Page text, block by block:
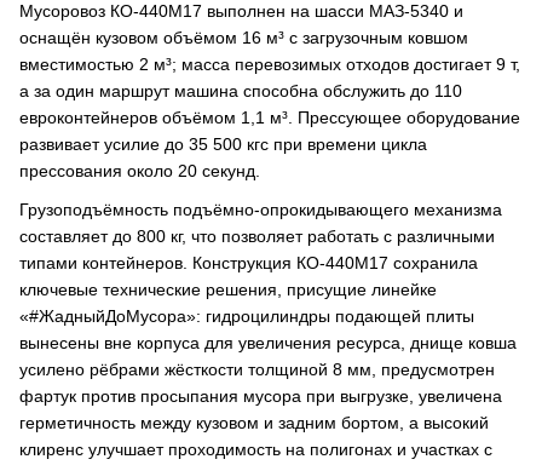
Мусоровоз КО-440М17 выполнен на шасси МАЗ-5340 и
оснащён кузовом объёмом 16 м³ с загрузочным ковшом
вместимостью 2 м³; масса перевозимых отходов достигает 9 т,
а за один маршрут машина способна обслужить до 110
евроконтейнеров объёмом 1,1 м³. Прессующее оборудование
развивает усилие до 35 500 кгс при времени цикла
прессования около 20 секунд.
Грузоподъёмность подъёмно-опрокидывающего механизма
составляет до 800 кг, что позволяет работать с различными
типами контейнеров. Конструкция КО-440M17 сохранила
ключевые технические решения, присущие линейке
«#ЖадныйДоМусора»: гидроцилиндры подающей плиты
вынесены вне корпуса для увеличения ресурса, днище ковша
усилено рёбрами жёсткости толщиной 8 мм, предусмотрен
фартук против просыпания мусора при выгрузке, увеличена
герметичность между кузовом и задним бортом, а высокий
клиренс улучшает проходимость на полигонах и участках с